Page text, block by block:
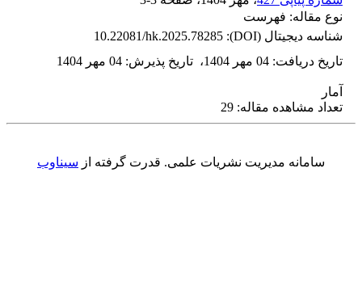
نوع مقاله: فهرست
شناسه دیجیتال (DOI):
10.22081/hk.2025.78285
تاریخ دریافت: 04 مهر 1404 ، تاریخ پذیرش: 04 مهر 1404
آمار
تعداد مشاهده مقاله: 29
سامانه مدیریت نشریات علمی. قدرت گرفته از سیناوب